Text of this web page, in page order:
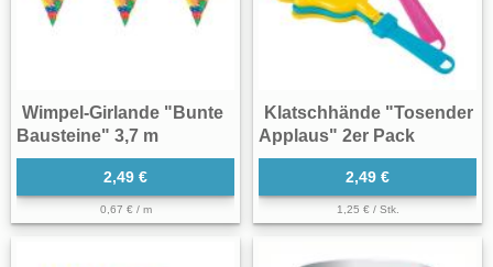
Wimpel-Girlande "Bunte
Bausteine" 3,7 m
2,49 €
0,67 € / m
Klatschhände "Tosender
Applaus" 2er Pack
2,49 €
1,25 € / Stk.